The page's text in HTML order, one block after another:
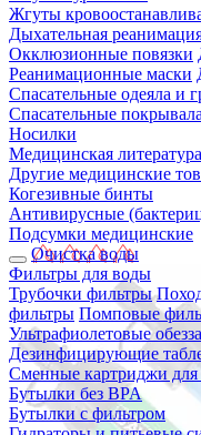
Жгуты
Дыхательная
Окклюзионные повязки
Реанимационные маски
Спасательные одеяла и
Спасательные покрывала
Носилки
Медицинская литература
Другие медицинские
Когезивные бинты
Антивирусные
Подсумки медицинские
Очистка воды
Фильтры для воды
Трубочки фильтры
фильтры Помповые
Ультрафиолетовые
Дезинфицирующие
Сменные картриджи для
Бутылки без BPA
Бутылки с фильтром